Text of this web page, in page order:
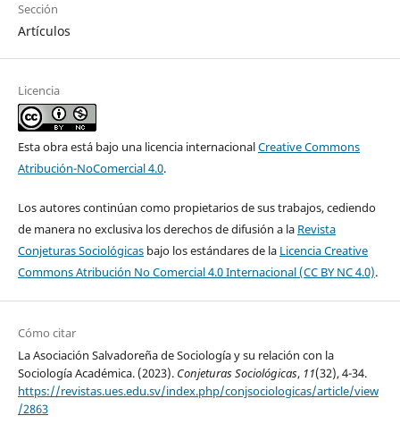
Sección
Artículos
Licencia
Esta obra está bajo una licencia internacionalCreative Commons
Atribución-NoComercial 4.0.
Los autores continúan como propietarios de sus trabajos, cediendo
de manera no exclusiva los derechos de difusión a la Revista
Conjeturas Sociológicasbajo los estándares de la Licencia Creative
Commons Atribución No Comercial 4.0 Internacional (CC BY NC 4.0).
Cómo citar
La Asociación Salvadoreña de Sociología y su relación con la
Sociología Académica. (2023). Conjeturas Sociológicas, 11(32), 4-34.
https://revistas.ues.edu.sv/index.php/conjsociologicas/article/view
/2863